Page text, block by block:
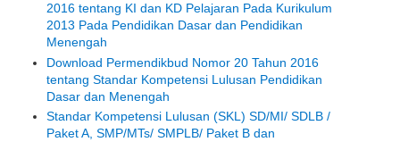
2016 tentang KI dan KD Pelajaran Pada Kurikulum
2013 Pada Pendidikan Dasar dan Pendidikan
Menengah
Download Permendikbud Nomor 20 Tahun 2016
tentang Standar Kompetensi Lulusan Pendidikan
Dasar dan Menengah
Standar Kompetensi Lulusan (SKL) SD/MI/ SDLB /
Paket A, SMP/MTs/ SMPLB/ Paket B dan